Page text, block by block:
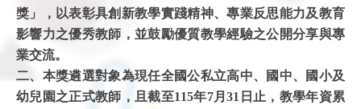
獎」，以表彰具創新教學實踐精神、專業反思能力及教育
影響力之優秀教師，並鼓勵優質教學經驗之公開分享與專
業交流。
二、本獎遴選對象為現任全國公私立高中、國中、國小及
幼兒園之正式教師，且截至115年7月31日止，教學年資累